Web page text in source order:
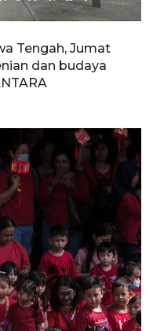
Tengah, Jumat
dan budaya